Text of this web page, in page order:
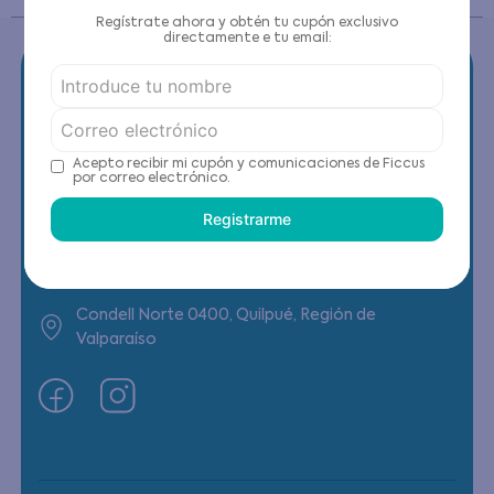
Contáctanos
(22) 6178818 - Compras Internet
Condell Norte 0400, Quilpué, Región de
Valparaíso
Regístrate ahora y obtén tu cupón exclusivo
directamente e tu email:
Acepto recibir mi cupón y comunicaciones de Ficcus
por correo electrónico.
Registrarme